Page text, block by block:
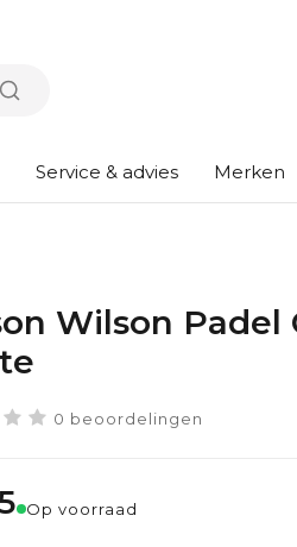
Service & advies Merken
Wilson Padel
0 beoordelingen
Op voorraad